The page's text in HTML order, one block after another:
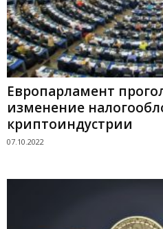
Европарламент
изменение
криптоиндустрии
07.10.2022